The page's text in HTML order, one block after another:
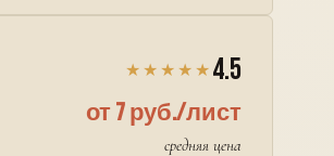
★★★★★ 4.5
от 7 руб./лист
средняя цена